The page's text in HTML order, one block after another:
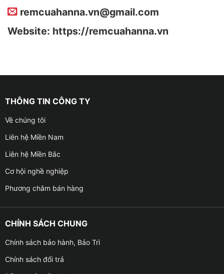
remcuahanna.vn@gmail.com
Website: https://remcuahanna.vn
THÔNG TIN CÔNG TY
Về chúng tôi
Liên hệ Miền Nam
Liên hệ Miền Bắc
Cơ hội nghề nghiệp
Phương châm bán hàng
CHÍNH SÁCH CHUNG
Chính sách bảo hành, Bảo Trì
Chính sách đổi trả